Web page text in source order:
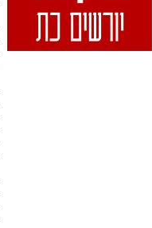
אביגיל ארד
אביה בן דוד
אביה קופלמן